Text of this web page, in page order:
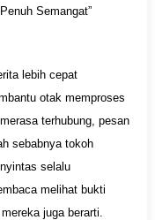
Semangat”
lebih cepat
otak memproses
terhubung, pesan
sebabnya tokoh
selalu
melihat bukti
juga berarti.